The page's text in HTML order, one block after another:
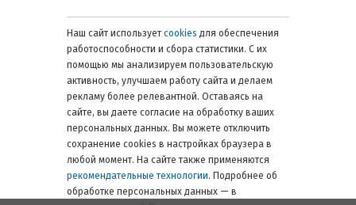
Наш сайт использует cookies для обеспечения
работоспособности и сбора статистики. С их
помощью мы анализируем пользовательскую
активность, улучшаем работу сайта и делаем
рекламу более релевантной. Оставаясь на
сайте, вы даете согласие на обработку ваших
персональных данных. Вы можете отключить
сохранение cookies в настройках браузера в
любой момент. На сайте также применяются
рекомендательные технологии. Подробнее об
обработке персональных данных — в